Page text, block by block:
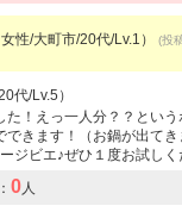
性/大町市/20代/Lv.1） (投
代/Lv.5）
！えっ一人分？？とい
きます！（お鍋が出て
ジビエ♪ぜひ１度お試しく
0人